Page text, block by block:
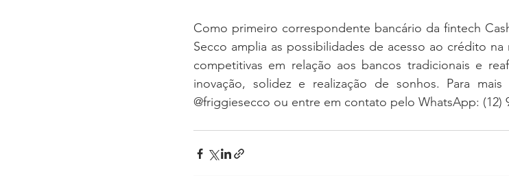
Como primeiro correspondente bancário da fintech
Secco amplia as possibilidades de acesso ao crédito
competitivas em relação aos bancos tradicionais e
inovação, solidez e realização de sonhos. Para mais
@friggiesecco ou entre em contato pelo WhatsApp: (12)